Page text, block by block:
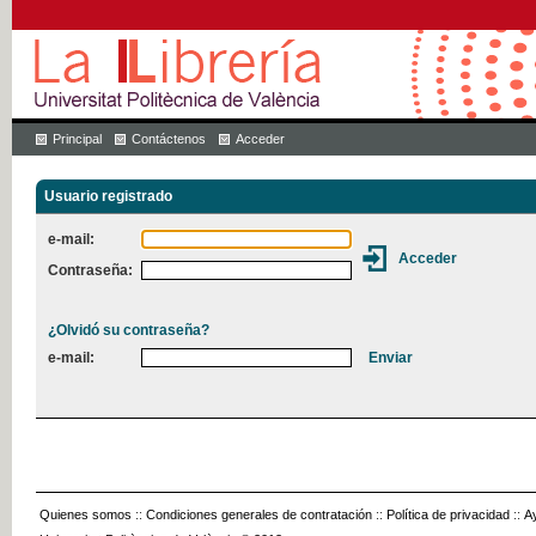
Principal Contáctenos Acceder
Usuario registrado
e-mail:
Contraseña:
¿Olvidó su contraseña?
e-mail:
Quienes somos :: Condiciones generales de contratación :: Política de privacidad ::